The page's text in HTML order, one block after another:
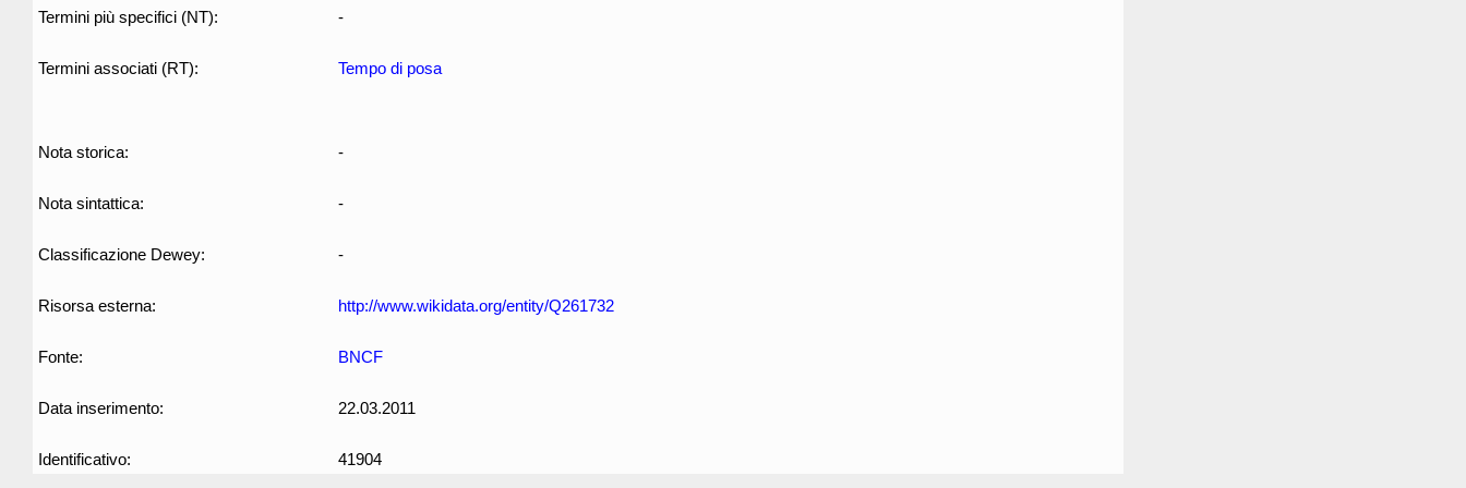
Termini più specifici (NT): -
Termini associati (RT): Tempo di posa
Nota storica: -
Nota sintattica: -
Classificazione Dewey: -
Risorsa esterna: http://www.wikidata.org/entity/Q261732
Fonte: BNCF
Data inserimento: 22.03.2011
Identificativo: 41904